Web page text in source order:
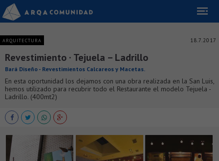
ARQUITECTURA 18.7.2017
Revestimiento · Tejuela – Ladrillo
Bará Diseño - Revestimientos Calcareos y Macetas.
En esta oportunidad los dejamos con una obra realizada en la San Luis,
hemos utilizado para recubrir todo el Restaurante el modelo Tejuela -
Ladrillo. (400mt2)